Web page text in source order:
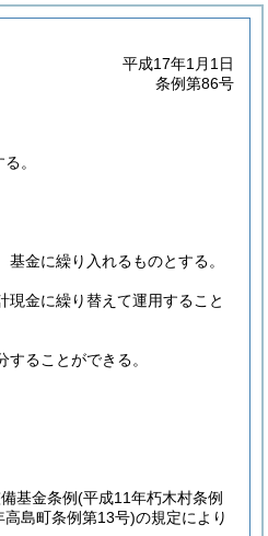
平成17年1月1日
条例第86号
。
金に繰り入れるものとする。
金に繰り替えて運用すること
ることができる。
基金条例(平成11年朽木村条例
高島町条例第13号)の規定により